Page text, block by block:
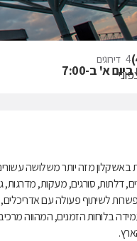
א' ב-7:00
)
4 דירוגים
מזה יותר משלושה
דלתות, סורגים, מעקות,
לשיתוף פעולה עם
בלוחות הזמנים, המהווה